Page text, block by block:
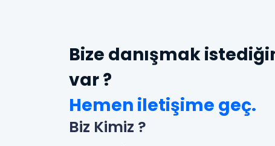
Bize danışmak
var ?
Hemen iletişime geç.
Biz Kimiz ?